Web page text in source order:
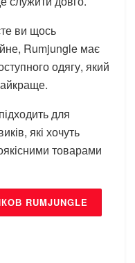
ви щось
Rumjungle має
одягу, який
для
які хочуть
товарами
RUMJUNGLE